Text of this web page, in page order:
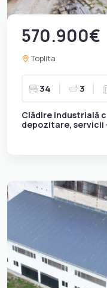
570.900€
Toplita
34 3
Clădire industrială
depozitare, servicii